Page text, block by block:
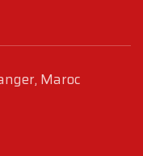
Maroc